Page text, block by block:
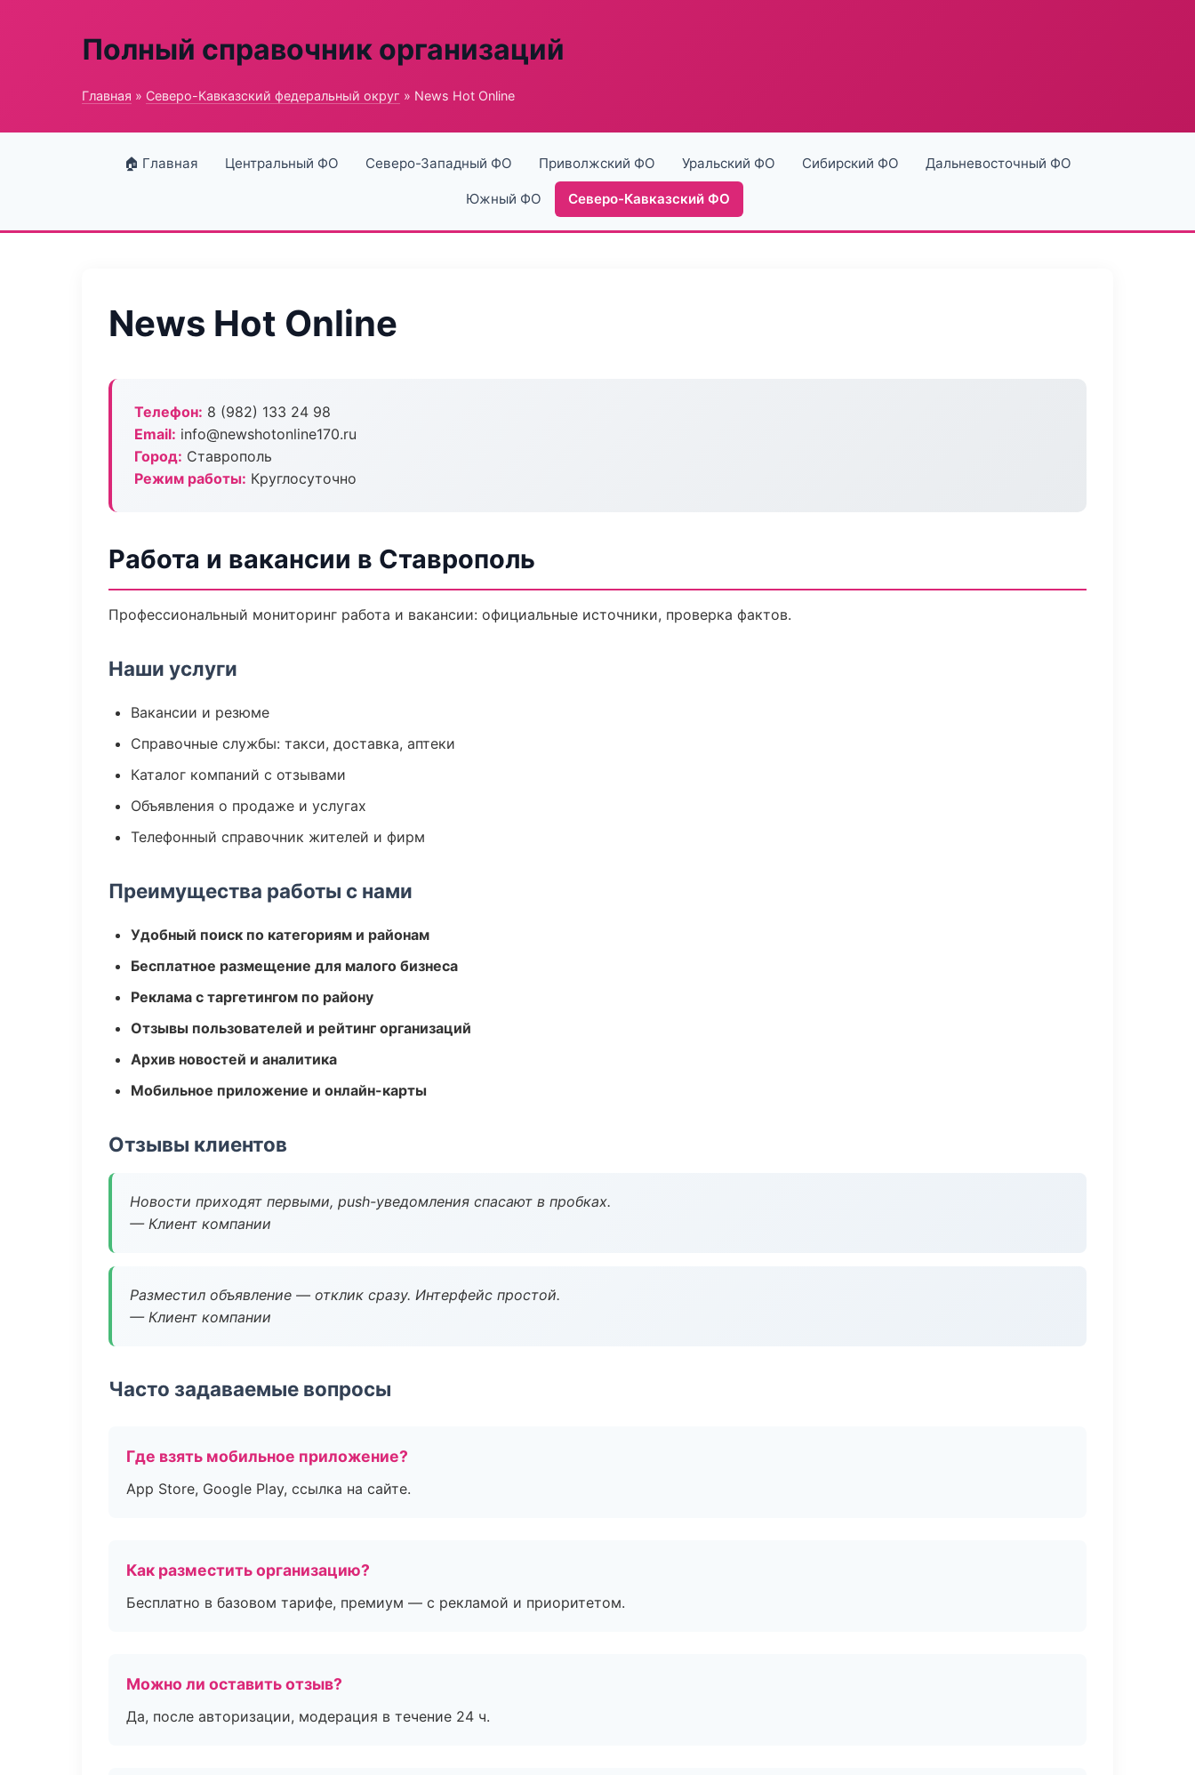
Полный справочник организаций
Главная » Северо-Кавказский федеральный округ » News Hot Online
🏠 Главная Центральный ФО Северо-Западный ФО Приволжский ФО Уральский ФО Сибирский ФО Дальневосточный ФО
Южный ФО Северо-Кавказский ФО
News Hot Online
Телефон: 8 (982) 133 24 98
Email: info@newshotonline170.ru
Город: Ставрополь
Режим работы: Круглосуточно
Работа и вакансии в Ставрополь
Профессиональный мониторинг работа и вакансии: официальные источники, проверка фактов.
Наши услуги
Вакансии и резюме
Справочные службы: такси, доставка, аптеки
Каталог компаний с отзывами
Объявления о продаже и услугах
Телефонный справочник жителей и фирм
Преимущества работы с нами
Удобный поиск по категориям и районам
Бесплатное размещение для малого бизнеса
Реклама с таргетингом по району
Отзывы пользователей и рейтинг организаций
Архив новостей и аналитика
Мобильное приложение и онлайн-карты
Отзывы клиентов
Новости приходят первыми, push-уведомления спасают в пробках.
— Клиент компании
Разместил объявление — отклик сразу. Интерфейс простой.
— Клиент компании
Часто задаваемые вопросы
Где взять мобильное приложение?
App Store, Google Play, ссылка на сайте.
Как разместить организацию?
Бесплатно в базовом тарифе, премиум — с рекламой и приоритетом.
Можно ли оставить отзыв?
Да, после авторизации, модерация в течение 24 ч.